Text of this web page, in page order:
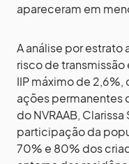
apareceram em
A análise por
risco de
IIP máximo de
ações permanentes
do NVRAAB,
participação da
70% e 80% dos